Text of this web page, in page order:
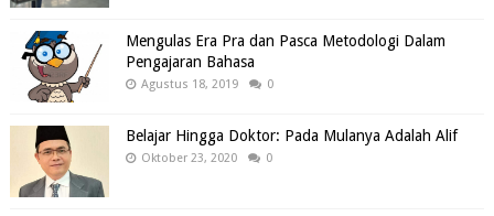
Mengulas Era Pra dan Pasca Metodologi Dalam
Pengajaran Bahasa
Agustus 18, 2019 0
Belajar Hingga Doktor: Pada Mulanya Adalah Alif
Oktober 23, 2020 0